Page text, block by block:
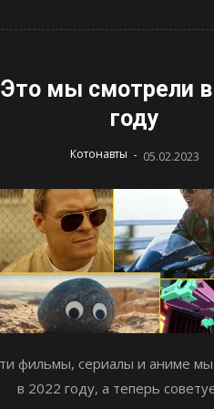
Это мы смотрели в
году
Котонавты - 05.02.2023
фильмы, сериалы и аниме
в 2022 году, а теперь